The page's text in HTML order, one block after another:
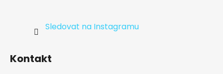
Sledovat na Instagramu
Kontakt